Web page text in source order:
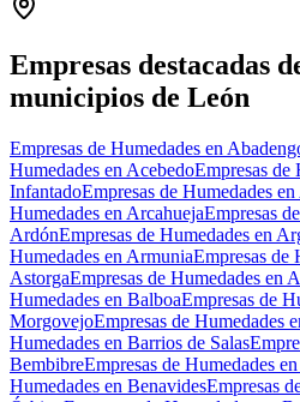
−
Empresas destacadas
municipios de León
Empresas de Humedades en
Humedades en AcebedoEmpresas de
InfantadoEmpresas de Humedades
Humedades en ArcahuejaEmpresas
ArdónEmpresas de Humedades en
Humedades en ArmuniaEmpresas de
AstorgaEmpresas de Humedades en
Humedades en BalboaEmpresas de
MorgovejoEmpresas de Humedades
Humedades en Barrios de Salas
BembibreEmpresas de Humedades
Humedades en BenavidesEmpresas